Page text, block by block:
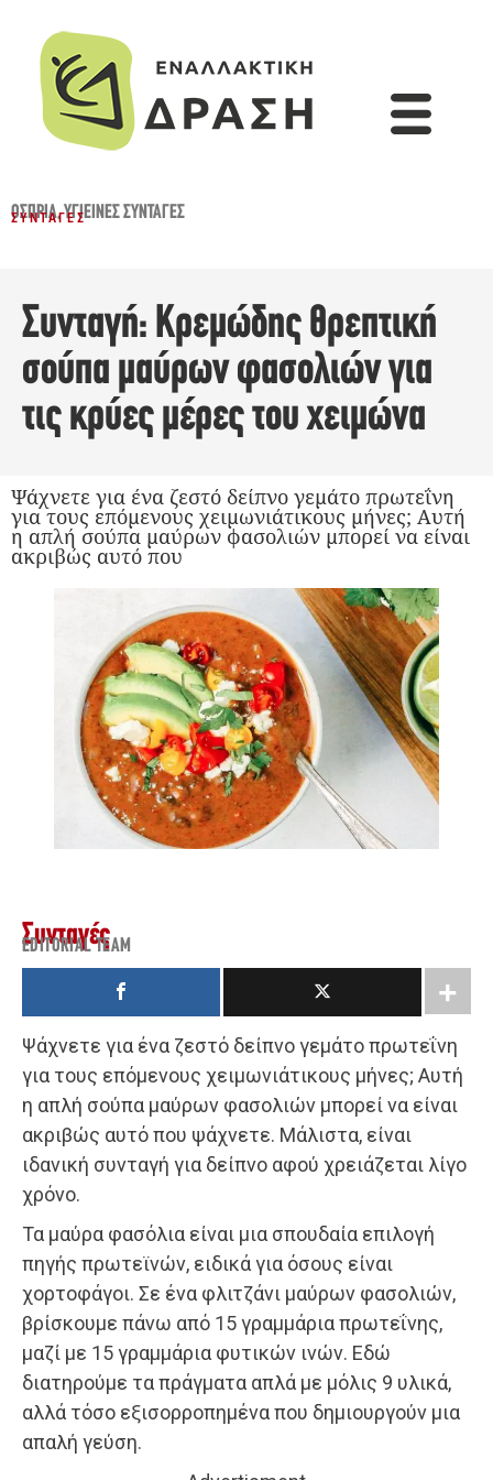
ΌΣΠΡΙΑ,ΥΓΙΕΙΝΈΣ ΣΥΝΤΑΓΈΣ
ΣΥΝΤΑΓΈΣ
Συνταγή: Κρεμώδης θρεπτική
σούπα μαύρων φασολιών για
τις κρύες μέρες του χειμώνα
Ψάχνετε για ένα ζεστό δείπνο γεμάτο πρωτεΐνη
για τους επόμενους χειμωνιάτικους μήνες; Αυτή
η απλή σούπα μαύρων φασολιών μπορεί να είναι
ακριβώς αυτό που
Συνταγές
EDITORIAL TEAM
Ψάχνετε για ένα ζεστό δείπνο γεμάτο πρωτεΐνη
για τους επόμενους χειμωνιάτικους μήνες; Αυτή
η απλή σούπα μαύρων φασολιών μπορεί να είναι
ακριβώς αυτό που ψάχνετε. Μάλιστα, είναι
ιδανική συνταγή για δείπνο αφού χρειάζεται λίγο
χρόνο.
Τα μαύρα φασόλια είναι μια σπουδαία επιλογή
πηγής πρωτεϊνών, ειδικά για όσους είναι
χορτοφάγοι. Σε ένα φλιτζάνι μαύρων φασολιών,
βρίσκουμε πάνω από 15 γραμμάρια πρωτεΐνης,
μαζί με 15 γραμμάρια φυτικών ινών. Εδώ
διατηρούμε τα πράγματα απλά με μόλις 9 υλικά,
αλλά τόσο εξισορροπημένα που δημιουργούν μια
απαλή γεύση.